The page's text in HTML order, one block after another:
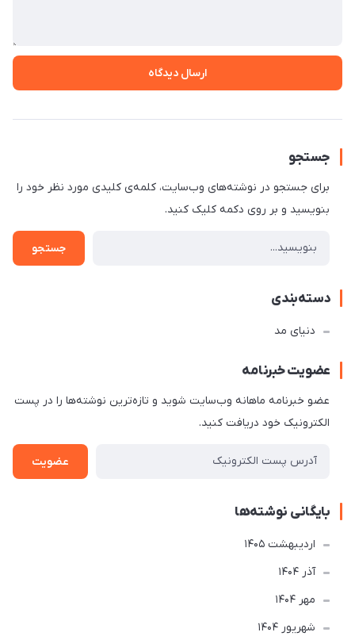
ارسال دیدگاه
جستجو
برای جستجو در نوشته‌های وب‌سایت، کلمه‌ی کلیدی مورد نظر خود را
بنویسید و بر روی دکمه کلیک کنید.
جستجو
دسته‌بندی
دنیای مد
عضویت خبرنامه
عضو خبرنامه ماهانه وب‌سایت شوید و تازه‌ترین نوشته‌ها را در پست
الکترونیک خود دریافت کنید.
عضویت
بایگانی نوشته‌ها
ارديبهشت 1405
آذر 1404
مهر 1404
شهریور 1404